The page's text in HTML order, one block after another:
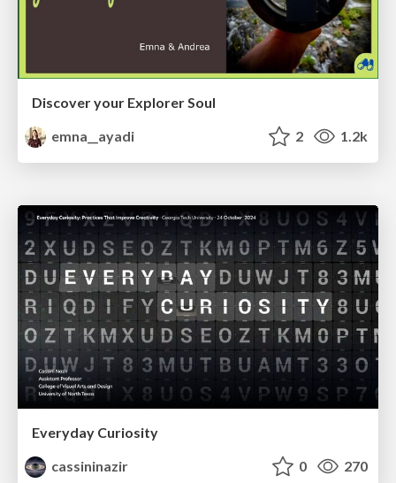
Discover your Explorer Soul
emna__ayadi
2 1.2k
Everyday Curiosity
cassininazir
0 270